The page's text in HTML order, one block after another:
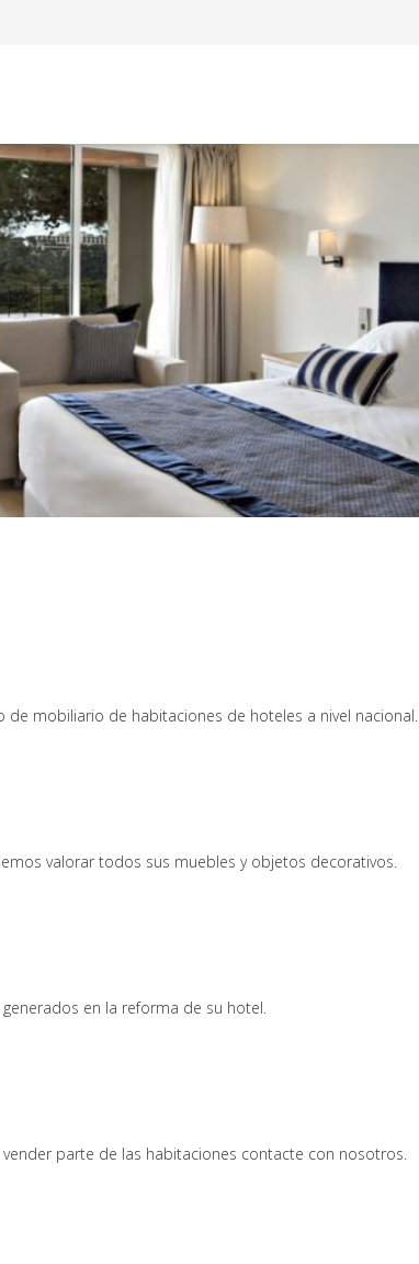
mobiliario de habitaciones de hoteles a nivel nacional.
valorar todos sus muebles y objetos decorativos.
en la reforma de su hotel.
parte de las habitaciones contacte con nosotros.